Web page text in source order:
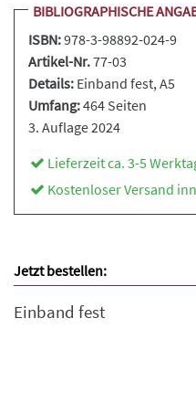
BIBLIOGRAPHISCHE
ISBN:978-3-98892-024-9
Artikel-Nr.77-03
Details: Einband fest, A5
Umfang:464 Seiten
3. Auflage 2024
Lieferzeit ca. 3-5
Kostenloser Versand
Jetzt bestellen:
Einband fest